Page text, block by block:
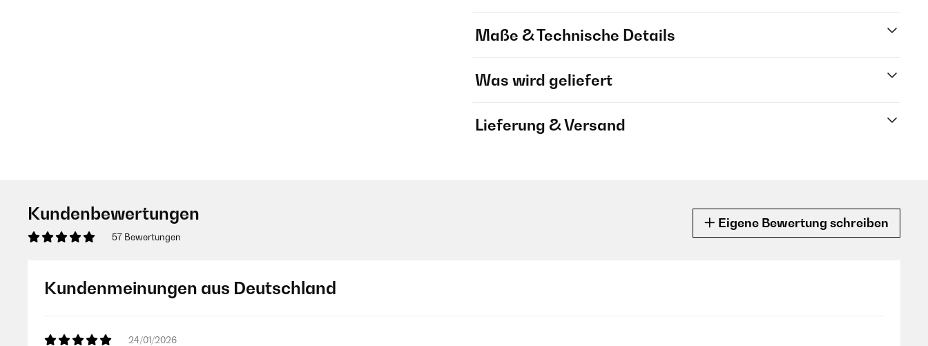
Maße & Technische Details
Was wird geliefert
Lieferung & Versand
Kundenbewertungen
57 Bewertungen
Eigene Bewertung schreiben
Kundenmeinungen aus Deutschland
24/01/2026